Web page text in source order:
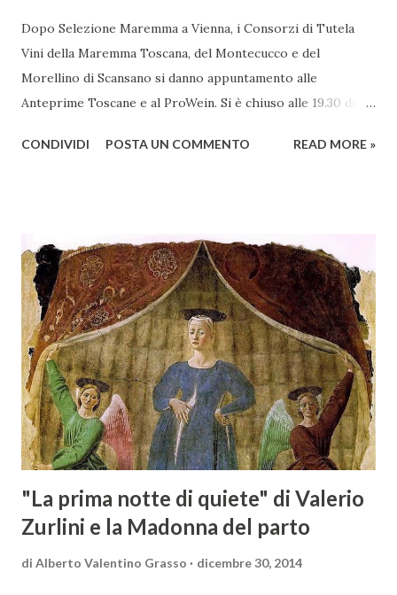
Dopo Selezione Maremma a Vienna, i Consorzi di Tutela
Vini della Maremma Toscana, del Montecucco e del
Morellino di Scansano si danno appuntamento alle
Anteprime Toscane e al ProWein. Si è chiuso alle 19.30 di
presso l’Hotel Regina di Vienna dalla società Wein & Kultur,
territorio maremmano: Consorzio Tutela Vini della
Maremma Toscana, del Montecucco e del Morellino di
Scansano. Scopo dell’iniziativa è stato quello di promuovere
le eccellenze vitivinicole della regione in Austria, un
mercato dove il potenziale di crescita è ancora molto alto,
assistendo i produttori nella creazione di contatti
commerciali con gli operatori locali. Gli organizzatori
dell’evento, Christian Bauer, austriaco ed esperto di vini e
conoscitore dei mercati di lingua tedes...
CONDIVIDI POSTA UN COMMENTO READ MORE »
"La prima notte di quiete" di Valerio
Zurlini e la Madonna del parto
di Alberto Valentino Grasso dicembre 30, 2014